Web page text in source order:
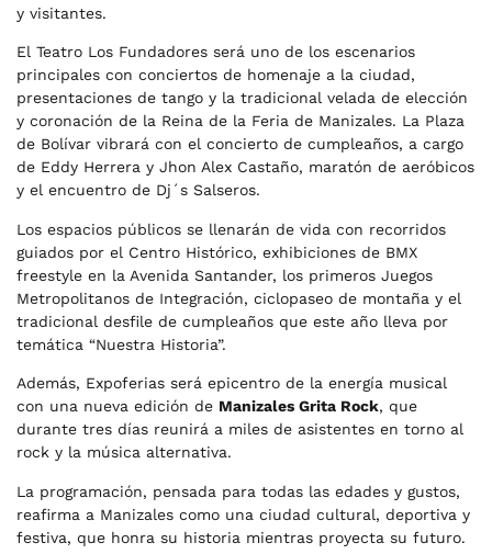
y visitantes.
El Teatro Los Fundadores será uno de los escenarios
principales con conciertos de homenaje a la ciudad,
presentaciones de tango y la tradicional velada de elección
y coronación de la Reina de la Feria de Manizales. La Plaza
de Bolívar vibrará con el concierto de cumpleaños, a cargo
de Eddy Herrera y Jhon Alex Castaño, maratón de aeróbicos
y el encuentro de Dj´s Salseros.
Los espacios públicos se llenarán de vida con recorridos
guiados por el Centro Histórico, exhibiciones de BMX
freestyle en la Avenida Santander, los primeros Juegos
Metropolitanos de Integración, ciclopaseo de montaña y el
tradicional desfile de cumpleaños que este año lleva por
temática “Nuestra Historia”.
Además, Expoferias será epicentro de la energía musical
con una nueva edición de Manizales Grita Rock, que
durante tres días reunirá a miles de asistentes en torno al
rock y la música alternativa.
La programación, pensada para todas las edades y gustos,
reafirma a Manizales como una ciudad cultural, deportiva y
festiva, que honra su historia mientras proyecta su futuro.